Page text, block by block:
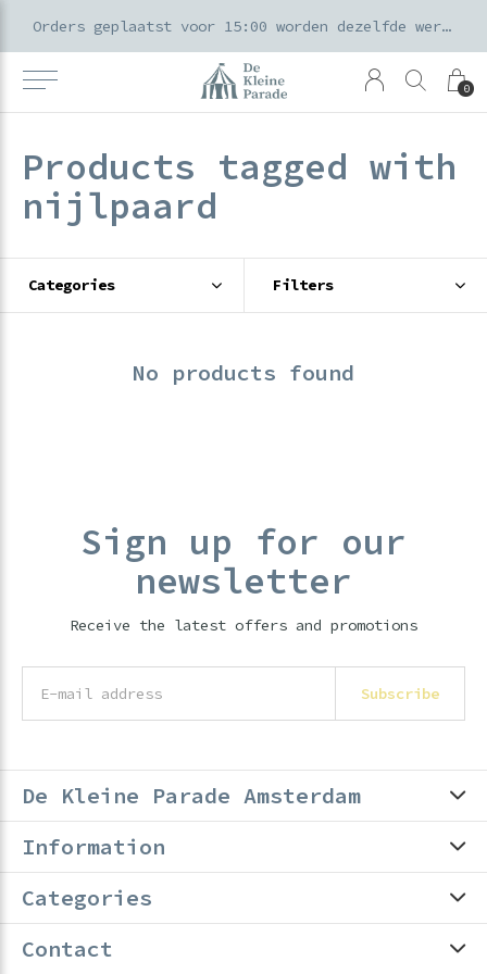
0
Orders geplaatst voor 15:00 worden dezelfde werkdag verzonden
Products tagged with
nijlpaard
Categories Filters
No products found
Sign up for our
newsletter
Receive the latest offers and promotions
Subscribe
De Kleine Parade Amsterdam
Information
Categories
Contact